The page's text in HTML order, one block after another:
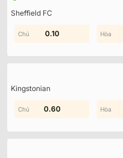
Sheffield FC
1.20
0.10
Kingstonian
1.50
0.60